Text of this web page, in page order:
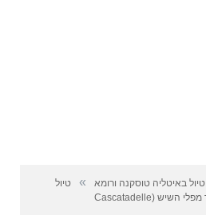
טיול באיטליה טוסקנה ורומא »
טיול
לאיטליה - נסיעה לטוסקנה דרך מפלי השיש (Cascatadelle